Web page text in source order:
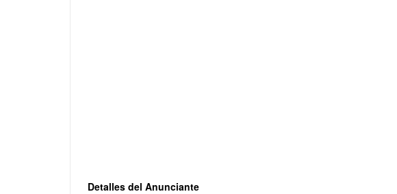
Detalles del Anunciante